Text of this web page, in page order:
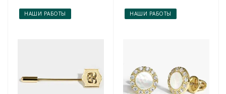
НАШИ РАБОТЫ НАШИ РАБОТЫ